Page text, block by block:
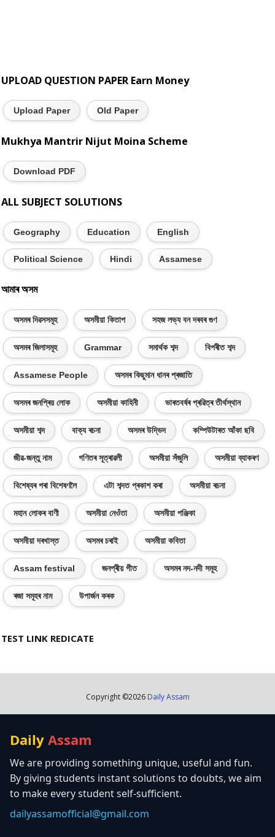
UPLOAD QUESTION PAPER Earn Money
Upload Paper Old Paper
Mukhya Mantrir Nijut Moina Scheme
Download PDF
ALL SUBJECT SOLUTIONS
Geography Education English
Political Science Hindi Assamese
আমাৰ অসম
অসমৰ দিৱসসমূহ অসমীয়া কিতাপ সহজ লভ্য বন দৰবৰ গুণ
অসমৰ জিলাসমূহ Grammar সমাৰ্থক শব্দ বিপৰীত শব্দ
Assamese People অসমৰ কিছুমান ধানৰ প্ৰজাতি
অসমৰ জনপ্ৰিয় লোক অসমীয়া কাহিনী ভাৰতবৰ্ষৰ প্ৰৱিত্ৰ তীৰ্থস্থান
অসমীয়া শব্দ বাক্য ৰচনা অসমৰ উদ্ভিদ কম্পিউটাৰত আঁকা ছবি
জীৱ-জন্তু নাম গণিতৰ সূত্ৰাৱলী অসমীয়া সঁজুলি অসমীয়া ব্যাকৰণ
বিশেষ্যৰ পৰা বিশেষণলৈ এটা শব্দত প্ৰকাশ কৰা অসমীয়া ৰচনা
মহান লোকৰ বাণী অসমীয়া নেওঁতা অসমীয়া পঞ্জিকা
অসমীয়া দৰখাস্ত অসমৰ চৰাই অসমীয়া কবিতা
Assam festival জনপ্ৰীয় গীত অসমৰ নদ-নদী সমূহ
ৰজা সমূহৰ নাম উপাৰ্জন কৰক
TEST LINK REDICATE
Copyright ©2026 Daily Assam
Daily Assam
We are providing something unique, useful and fun.
By giving students instant solutions to doubts, we aim
to make every student self-sufficient.
dailyassamofficial@gmail.com